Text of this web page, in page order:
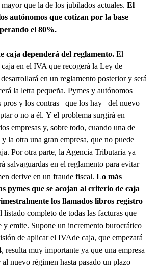
mayor que la de los jubilados actuales. El
autónomos que cotizan por la base
el 80%.
caja dependerá del reglamento. El
en el IVA que recogerá la Ley de
en un reglamento posterior y será
la letra pequeña. Pymes y autónomos
pros y los contras –que los hay– del nuevo
o no a él. Y el problema surgirá en
empresas y, sobre todo, cuando una de
la otra una gran empresa, que no puede
Por otra parte, la Agencia Tributaria ya
salvaguardas en el reglamento para evitar
derive en un fraude fiscal. Lo más
pymes que se acojan al criterio de caja
los llamados libros registro
listado completo de todas las facturas que
y emite. Supone un incremento burocrático
de aplicar el IVAde caja, que empezará
resulta muy importante ya que una empresa
nuevo régimen hasta pasado un plazo